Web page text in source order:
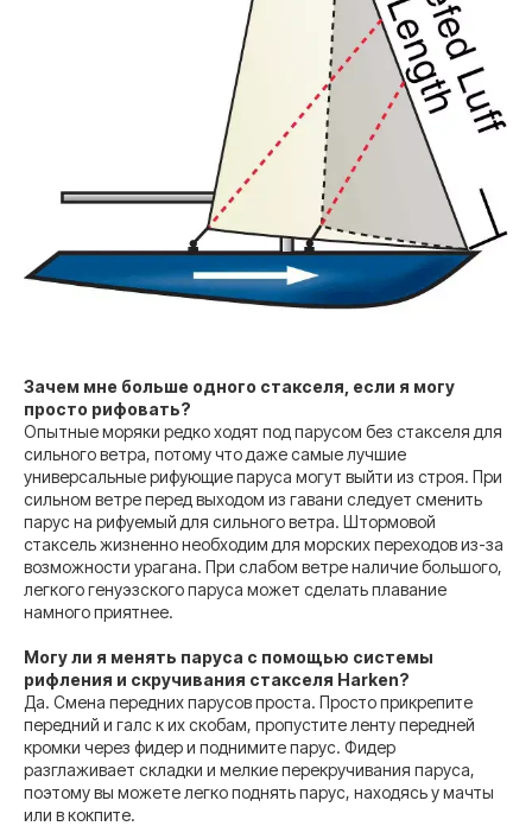
Зачем мне больше одного стакселя, если я могу
просто рифовать?
Опытные моряки редко ходят под парусом без стакселя для
сильного ветра, потому что даже самые лучшие
универсальные рифующие паруса могут выйти из строя. При
сильном ветре перед выходом из гавани следует сменить
парус на рифуемый для сильного ветра. Штормовой
стаксель жизненно необходим для морских переходов из-за
возможности урагана. При слабом ветре наличие большого,
легкого генуэзского паруса может сделать плавание
намного приятнее.
Могу ли я менять паруса с помощью системы
рифления и скручивания стакселя Harken?
Да. Смена передних парусов проста. Просто прикрепите
передний и галс к их скобам, пропустите ленту передней
кромки через фидер и поднимите парус. Фидер
разглаживает складки и мелкие перекручивания паруса,
поэтому вы можете легко поднять парус, находясь у мачты
или в кокпите.